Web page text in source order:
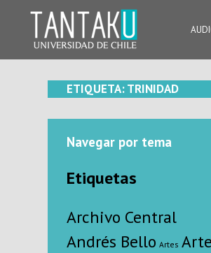
content
ETIQUETA:TRINIDAD
Navegar por tema
Etiquetas
Archivo Central
Andrés Bello Artes